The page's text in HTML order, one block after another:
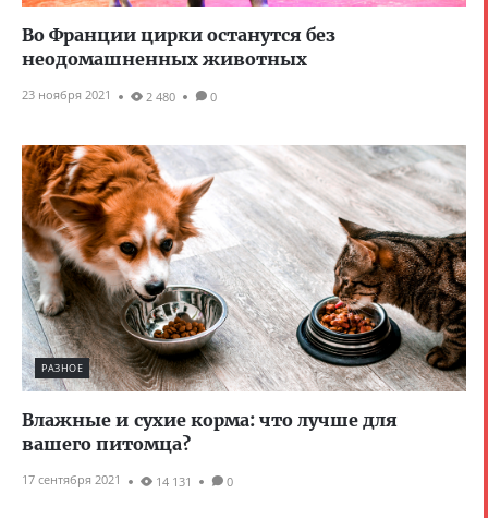
Во Франции цирки останутся без
неодомашненных животных
23 ноября 2021 2 480 0
РАЗНОЕ
Влажные и сухие корма: что лучше для
вашего питомца?
17 сентября 2021 14 131 0